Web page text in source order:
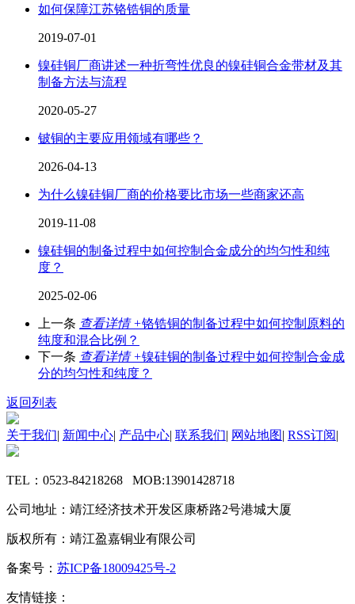
如何保障江苏铬锆铜的质量
2019-07-01
镍硅铜厂商讲述一种折弯性优良的镍硅铜合金带材及其
制备方法与流程
2020-05-27
铍铜的主要应用领域有哪些？
2026-04-13
为什么镍硅铜厂商的价格要比市场一些商家还高
2019-11-08
镍硅铜的制备过程中如何控制合金成分的均匀性和纯
度？
2025-02-06
上一条 查看详情 +铬锆铜的制备过程中如何控制原料的
纯度和混合比例？
下一条 查看详情 +镍硅铜的制备过程中如何控制合金成
分的均匀性和纯度？
返回列表
关于我们| 新闻中心| 产品中心| 联系我们| 网站地图| RSS订阅|
TEL：0523-84218268 MOB:13901428718
公司地址：靖江经济技术开发区康桥路2号港城大厦
版权所有：靖江盈嘉铜业有限公司
备案号： 苏ICP备18009425号-2
友情链接：